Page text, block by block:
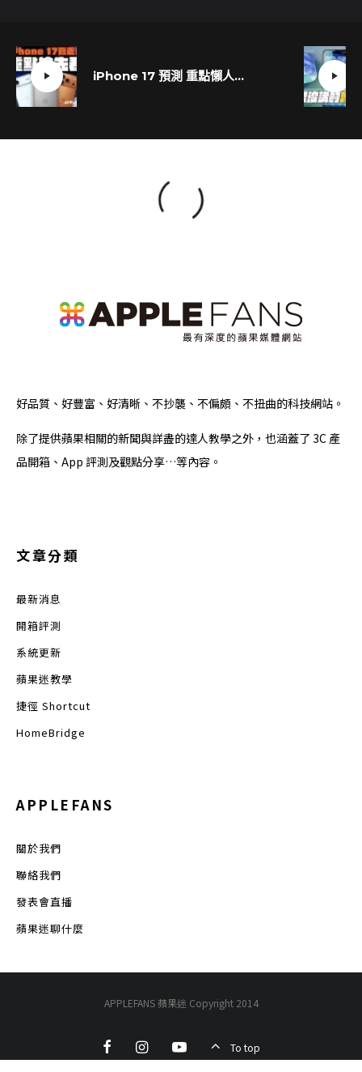
iPhone 17 預測 重點懶人包！十大亮點一次掌握
好品質、好豐富、好清晰、不抄襲、不偏頗、不扭曲的科技網站。
除了提供蘋果相關的新聞與詳盡的達人教學之外，也涵蓋了 3C 產
品開箱、App 評測及觀點分享…等內容。
文章分類
最新消息
開箱評測
系統更新
蘋果迷教學
捷徑 Shortcut
HomeBridge
APPLEFANS
關於我們
聯絡我們
發表會直播
蘋果迷聊什麼
APPLEFANS 蘋果迷 Copyright 2014
To top